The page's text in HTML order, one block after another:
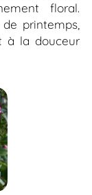
floral.
printemps,
à la douceur